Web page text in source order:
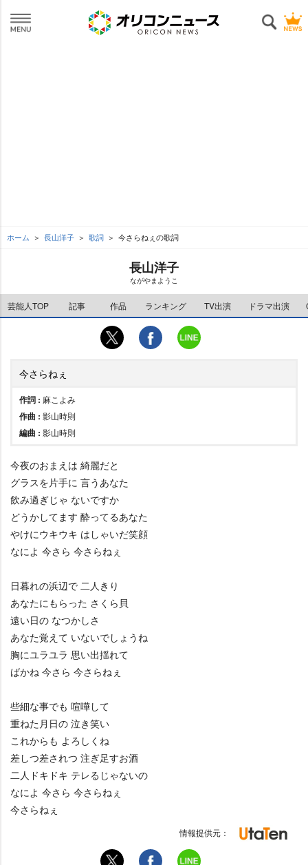
ホーム 長山洋子 歌詞 今さらねぇの歌詞
長山洋子
ながやまようこ
芸能人TOP 記事 作品 ランキング TV出演 ドラマ出演
今さらねぇ
作詞 : 麻こよみ
作曲 : 影山時則
編曲 : 影山時則
今夜のおまえは 綺麗だと
グラスを片手に 言うあなた
飲み過ぎじゃ ないですか
どうかしてます 酔ってるあなた
けにウキウキ はしゃいだ笑顔
なによ 今さら 今さらねぇ
日暮れの浜辺で 二人きり
あなたにもらった さくら貝
遠い日の なつかしさ
あなた覚えて いないでしょうね
胸にユラユラ 思い出揺れて
ばかね 今さら 今さらねぇ
些細な事でも 喧嘩して
重ねた月日の 泣き笑い
これからも よろしくね
差しつ差されつ 注ぎ足すお酒
二人ドキドキ テレるじゃないの
なによ 今さら 今さらねぇ
今さらねぇ
情報提供元：